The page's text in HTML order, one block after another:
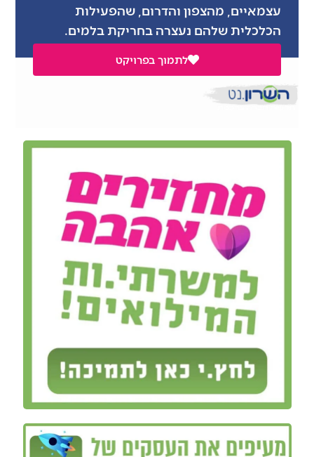
עצמאיים, מהצפון והדרום, שהפעילות
הכלכלית שלהם נעצרה בחריקת בלמים.
לתמוך בפרויקט